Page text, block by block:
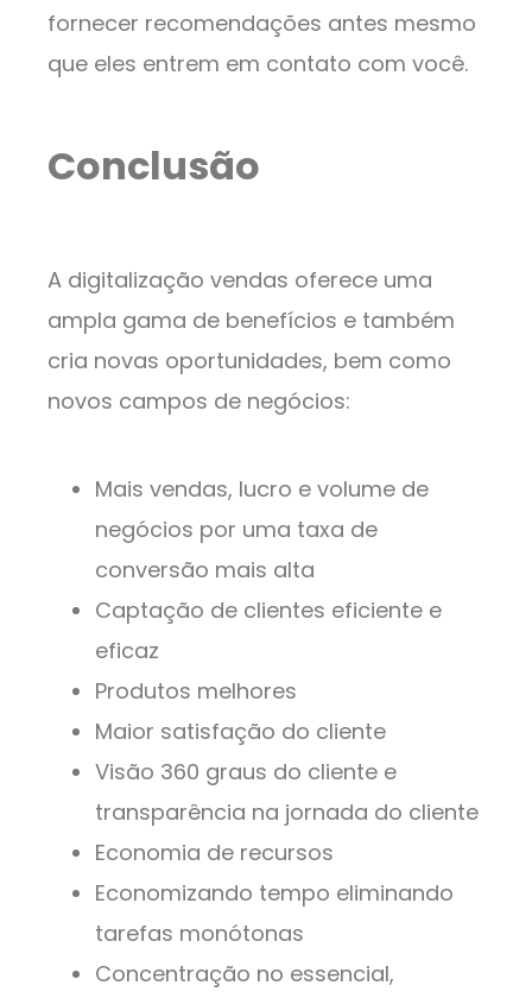
fornecer recomendações antes mesmo
que eles entrem em contato com você.
Conclusão
A digitalização vendas oferece uma
ampla gama de benefícios e também
cria novas oportunidades, bem como
novos campos de negócios:
Mais vendas, lucro e volume de
negócios por uma taxa de
conversão mais alta
Captação de clientes eficiente e
eficaz
Produtos melhores
Maior satisfação do cliente
Visão 360 graus do cliente e
transparência na jornada do cliente
Economia de recursos
Economizando tempo eliminando
tarefas monótonas
Concentração no essencial,